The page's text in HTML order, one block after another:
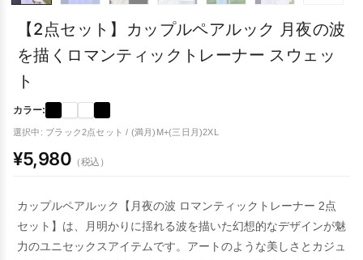
【2点セット】カップルペアルック 月夜の波
を描くロマンティックトレーナー スウェッ
ト
カラー:
選択中: ブラック2点セット / (満月)M+(三日月)2XL
¥5,980 （税込）
カップルペアルック【月夜の波 ロマンティックトレーナー 2点
セット】は、月明かりに揺れる波を描いた幻想的なデザインが魅
力のユニセックスアイテムです。アートのような美しさとカジュ